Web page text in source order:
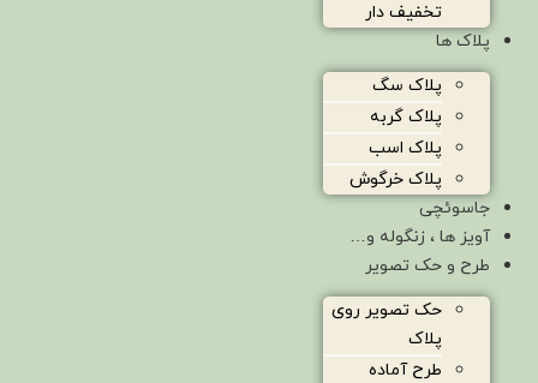
تخفیف دار
پلاک ها
پلاک سگ
پلاک گربه
پلاک اسب
پلاک خرگوش
جاسوئچی
آویز ها ، زنگوله و…
طرح و حک تصویر
حک تصویر روی
پلاک
طرح آماده